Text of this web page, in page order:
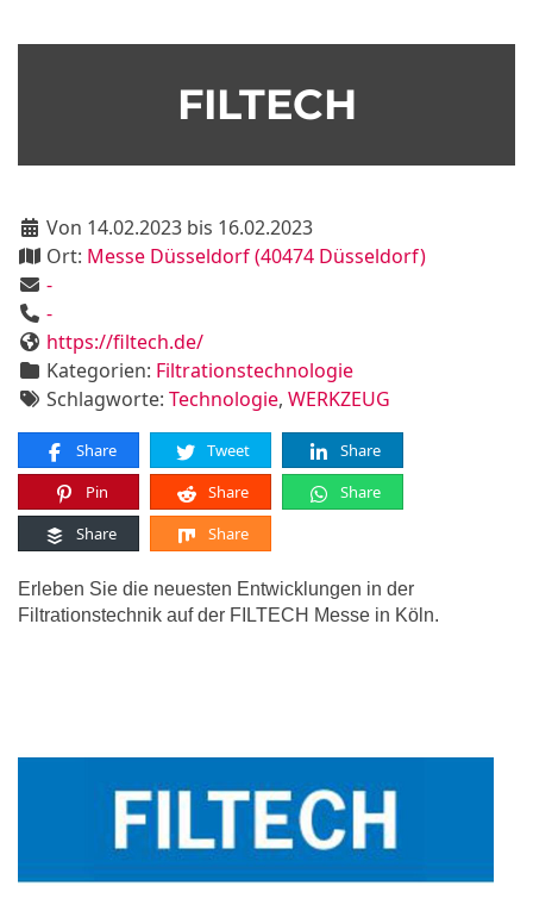
FILTECH
Von 14.02.2023 bis 16.02.2023
Ort: Messe Düsseldorf (40474 Düsseldorf)
-
-
https://filtech.de/
Kategorien: Filtrationstechnologie
Schlagworte: Technologie, WERKZEUG
Share Tweet
Share
Pin
Share
Share
Share
Share
Erleben Sie die neuesten Entwicklungen in der
Filtrationstechnik auf der FILTECH Messe in Köln.